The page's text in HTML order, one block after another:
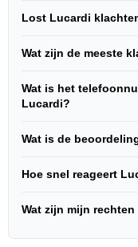
Lost Lucardi
Wat zijn de meeste
Wat is het
Lucardi?
Wat is de
Hoe snel reageert
Wat zijn mijn